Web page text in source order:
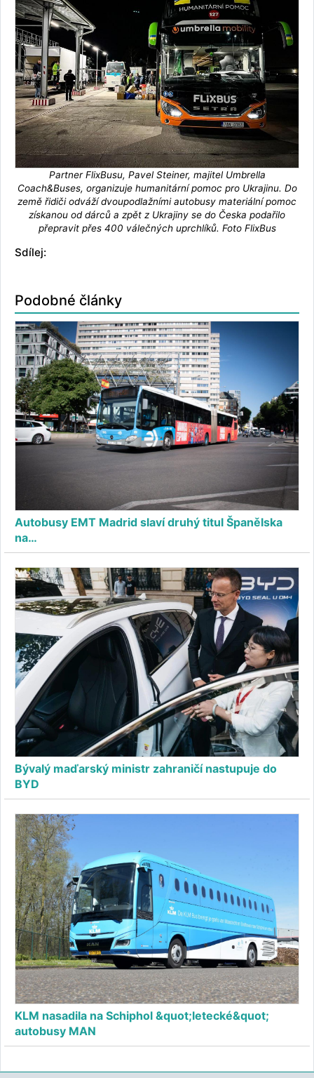
Partner FlixBusu, Pavel Steiner, majitel Umbrella
Coach&Buses, organizuje humanitární pomoc pro Ukrajinu. Do
země řidiči odváží dvoupodlažními autobusy materiální pomoc
získanou od dárců a zpět z Ukrajiny se do Česka podařilo
přepravit přes 400 válečných uprchlíků. Foto FlixBus
Sdílej:
Podobné články
Autobusy EMT Madrid slaví druhý titul Španělska
na…
Bývalý maďarský ministr zahraničí nastupuje do
BYD
KLM nasadila na Schiphol &quot;letecké&quot;
autobusy MAN